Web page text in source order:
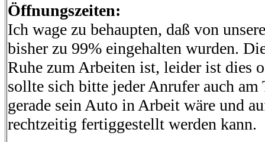
Öffnungszeiten:
Ich wage zu behaupten, daß von
bisher zu 99% eingehalten wurden.
Ruhe zum Arbeiten ist, leider ist dies
sollte sich bitte jeder Anrufer auch
gerade sein Auto in Arbeit wäre und
rechtzeitig fertiggestellt werden kann.